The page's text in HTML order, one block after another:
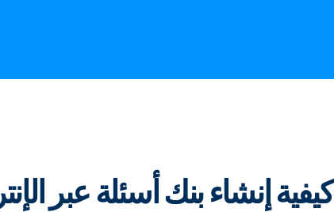
كيفية إنشاء بنك أسئلة عبر